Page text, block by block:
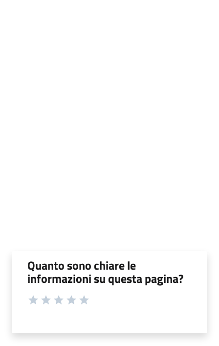
Quanto sono chiare le
informazioni su questa pagina?